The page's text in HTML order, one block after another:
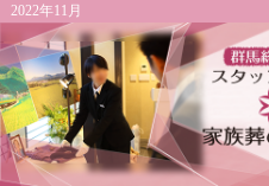
2022年11月